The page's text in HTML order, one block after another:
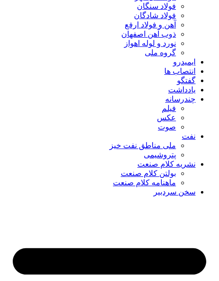
فولاد سنگان
فولاد شادگان
آهن و فولاد ارفع
ذوب آهن اصفهان
نورد و لوله اهواز
گروه ملی
ایمیدرو
انتصاب ها
گفتگو
یادداشت
چندرسانه
فیلم
عکس
صوت
نفت
ملی مناطق نفت خیز
پتروشیمی
نشریه کلام صنعت
بولتن کلام صنعت
ماهنامه کلام صنعت
سخن سردبیر